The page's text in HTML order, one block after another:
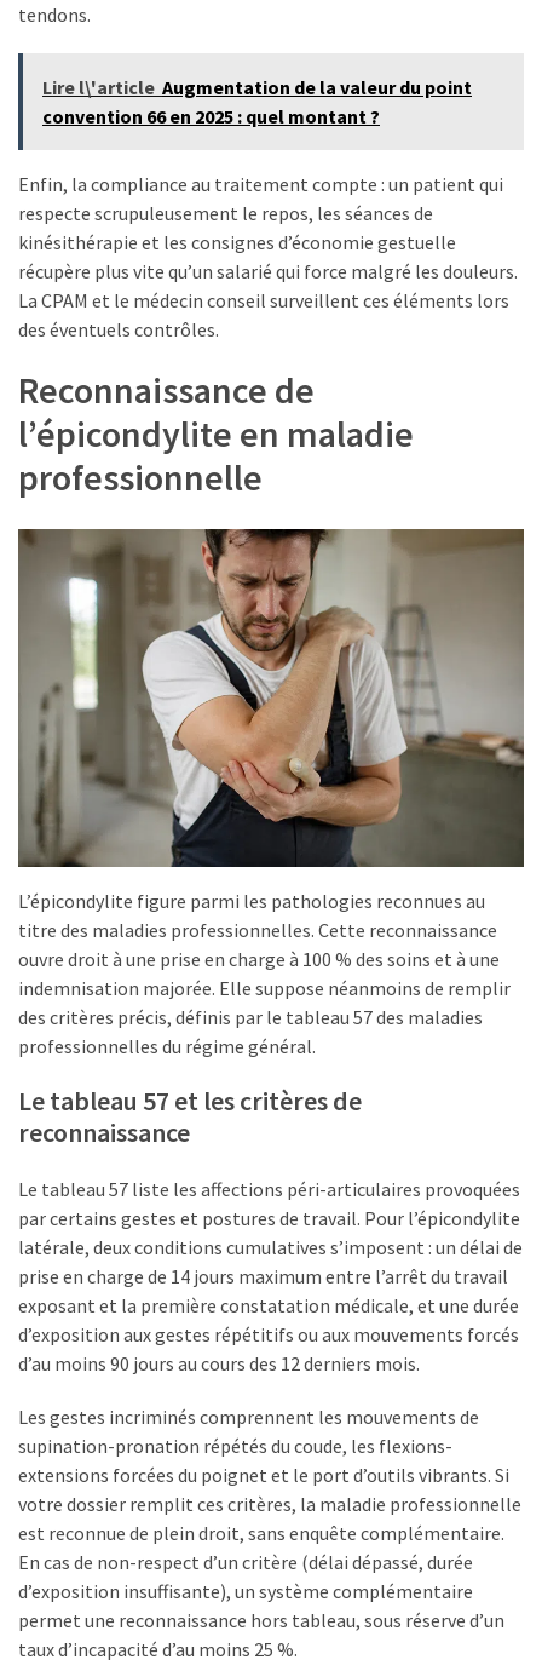
tendons.
Lire l\'article Augmentation de la valeur du point
convention 66 en 2025 : quel montant ?
Enfin, la compliance au traitement compte : un patient qui
respecte scrupuleusement le repos, les séances de
kinésithérapie et les consignes d’économie gestuelle
récupère plus vite qu’un salarié qui force malgré les douleurs.
La CPAM et le médecin conseil surveillent ces éléments lors
des éventuels contrôles.
Reconnaissance de
l’épicondylite en maladie
professionnelle
L’épicondylite figure parmi les pathologies reconnues au
titre des maladies professionnelles. Cette reconnaissance
ouvre droit à une prise en charge à 100 % des soins et à une
indemnisation majorée. Elle suppose néanmoins de remplir
des critères précis, définis par le tableau 57 des maladies
professionnelles du régime général.
Le tableau 57 et les critères de
reconnaissance
Le tableau 57 liste les affections péri-articulaires provoquées
par certains gestes et postures de travail. Pour l’épicondylite
latérale, deux conditions cumulatives s’imposent : un délai de
prise en charge de 14 jours maximum entre l’arrêt du travail
exposant et la première constatation médicale, et une durée
d’exposition aux gestes répétitifs ou aux mouvements forcés
d’au moins 90 jours au cours des 12 derniers mois.
Les gestes incriminés comprennent les mouvements de
supination-pronation répétés du coude, les flexions-
extensions forcées du poignet et le port d’outils vibrants. Si
votre dossier remplit ces critères, la maladie professionnelle
est reconnue de plein droit, sans enquête complémentaire.
En cas de non-respect d’un critère (délai dépassé, durée
d’exposition insuffisante), un système complémentaire
permet une reconnaissance hors tableau, sous réserve d’un
taux d’incapacité d’au moins 25 %.